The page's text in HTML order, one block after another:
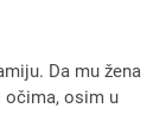
Da mu žena
očima, osim u